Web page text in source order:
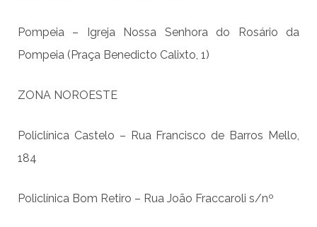
Pompeia – Igreja Nossa Senhora do Rosário da
Pompeia (Praça Benedicto Calixto, 1)
ZONA NOROESTE
Policlínica Castelo – Rua Francisco de Barros Mello,
184
Policlínica Bom Retiro – Rua João Fraccaroli s/nº